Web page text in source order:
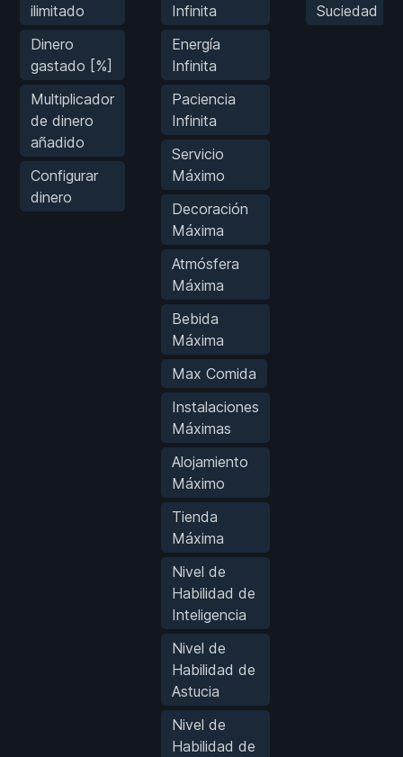
ilimitado
Dinero
gastado [%]
Multiplicador
de dinero
añadido
Configurar
dinero
Infinita
Energía
Infinita
Paciencia
Infinita
Servicio
Máximo
Decoración
Máxima
Atmósfera
Máxima
Bebida
Máxima
Max Comida
Instalaciones
Máximas
Alojamiento
Máximo
Tienda
Máxima
Nivel de
Habilidad de
Inteligencia
Nivel de
Habilidad de
Astucia
Nivel de
Habilidad de
Suciedad